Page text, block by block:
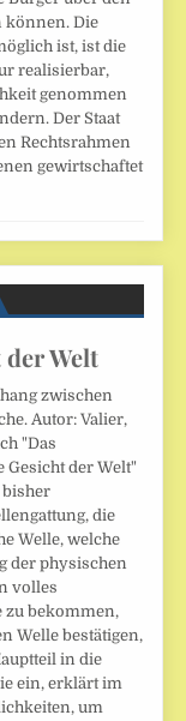
können. Die
ist, ist die
realisierbar,
genommen
Der Staat
Rechtsrahmen
gewirtschaftet
der Welt
zwischen
Autor: Valier,
"Das
Gesicht der Welt"
bisher
die
Welle, welche
der physischen
volles
zu bekommen,
Welle bestätigen,
in die
ein, erklärt im
um